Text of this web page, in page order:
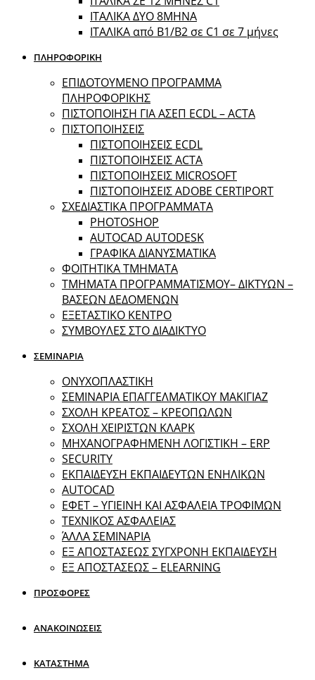
ΙΤΑΛΙΚΑ ΔΥΟ 8ΜΗΝΑ
ΙΤΑΛΙΚΑ από B1/B2 σε C1 σε 7 μήνες
ΠΛΗΡΟΦΟΡΙΚΗ
ΕΠΙΔΟΤΟΥΜΕΝΟ ΠΡΟΓΡΑΜΜΑ
ΠΛΗΡΟΦΟΡΙΚΗΣ
ΠIΣΤΟΠΟΙΗΣΗ ΓΙΑ ΑΣΕΠ ECDL – ACTA
ΠΙΣΤΟΠΟΙΗΣΕΙΣ
ΠΙΣΤΟΠΟΙΗΣΕΙΣ ECDL
ΠΙΣΤΟΠΟΙΗΣΕΙΣ ACTA
ΠΙΣΤΟΠΟΙΗΣΕΙΣ MICROSOFT
ΠΙΣΤΟΠΟΙΗΣΕΙΣ ADOBE CERTIPORT
ΣΧΕΔΙΑΣΤΙΚΑ ΠΡΟΓΡΑΜΜΑΤΑ
PHOTOSHOP
AUTOCAD AUTODESK
ΓΡΑΦΙΚΑ ΔΙΑΝΥΣΜΑΤΙΚΑ
ΦΟΙΤΗΤΙΚΑ ΤΜΗΜΑΤΑ
ΤΜΗΜΑΤΑ ΠΡΟΓΡΑΜΜΑΤΙΣΜΟΥ– ΔΙΚΤΥΩΝ –
ΒΑΣΕΩΝ ΔΕΔΟΜΕΝΩΝ
ΕΞΕΤΑΣΤΙΚΟ ΚΕΝΤΡΟ
ΣΥΜΒΟΥΛΕΣ ΣΤΟ ΔΙΑΔΙΚΤΥΟ
ΣΕΜΙΝΑΡΙΑ
ΟΝΥΧΟΠΛΑΣΤΙΚΗ
ΣΕΜΙΝΑΡΙΑ ΕΠΑΓΓΕΛΜΑΤΙΚΟΥ ΜΑΚΙΓΙΑΖ
ΣΧΟΛΗ ΚΡΕΑΤΟΣ – ΚΡΕΟΠΩΛΩΝ
ΣΧΟΛΗ ΧΕΙΡΙΣΤΩΝ ΚΛΑΡΚ
ΜΗΧΑΝΟΓΡΑΦΗΜΕΝΗ ΛΟΓΙΣΤΙΚΗ – ERP
SECURITY
ΕΚΠΑΙΔΕΥΣΗ ΕΚΠΑΙΔΕΥΤΩΝ ΕΝΗΛΙΚΩΝ
ΑUTOCAD
ΕΦΕΤ – ΥΓΙΕΙΝΗ ΚΑΙ ΑΣΦΑΛΕΙΑ ΤΡΟΦΙΜΩΝ
ΤΕΧΝΙΚΟΣ ΑΣΦΑΛΕΙΑΣ
ΆΛΛΑ ΣΕΜΙΝΑΡΙΑ
EΞ ΑΠΟΣΤΑΣΕΩΣ ΣΥΓΧΡΟΝΗ ΕΚΠΑΙΔΕΥΣΗ
ΕΞ ΑΠΟΣΤΑΣΕΩΣ – ELEARNING
ΠΡΟΣΦΟΡΕΣ
ΑΝΑΚΟΙΝΩΣΕΙΣ
ΚΑΤΑΣΤΗΜΑ